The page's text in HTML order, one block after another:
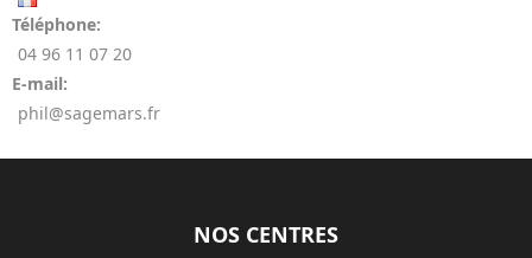
Téléphone:
04 96 11 07 20
E-mail:
phil@sagemars.fr
NOS CENTRES